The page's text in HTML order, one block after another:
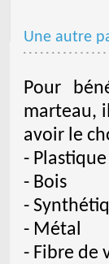
Une autre
Pour
marteau,
avoir le
- Plastique
- Bois
-
- Métal
- Fibre de